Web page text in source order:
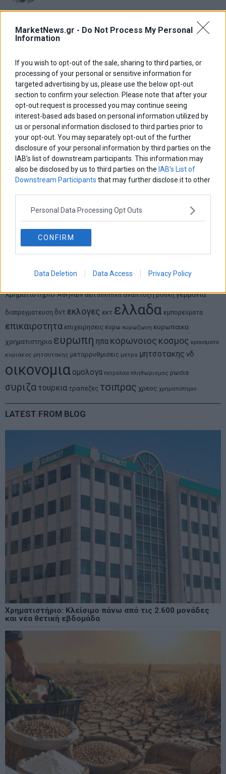
MarketNews.gr - Do Not Process My Personal
Information
If you wish to opt-out of the sale, sharing to third parties, or
processing of your personal or sensitive information for
targeted advertising by us, please use the below opt-out
section to confirm your selection. Please note that after your
opt-out request is processed you may continue seeing
interest-based ads based on personal information utilized by
us or personal information disclosed to third parties prior to
your opt-out. You may separately opt-out of the further
disclosure of your personal information by third parties on the
IAB’s list of downstream participants. This information may
also be disclosed by us to third parties on the IAB’s List of
Downstream Participants that may further disclose it to other
Personal Data Processing Opt Outs
CONFIRM
Data Deletion Data Access Privacy Policy
Η αληθινή παιδεία ξεκινά από την ψυχή…
Σταματίνα Σταματάκου
Η βία κατά των ζώων δεν αντέχει βολικές ερμηνείες
Δημήτρης Καμπουράκης
Από την αποθέωση στην καταγγελία: Η Ελλάδα πάντα
ψάχνει τον επόμενο Μεσσία
Νικόλαος Φουρτζής
MIT Sloan: Οι AI-driven επιχειρήσεις διαμορφώνουν το νέο
μοντέλο επιχειρηματικότητας
Θανάσης Κρητικός
Στις 11/12 το πρώτο ευρωπαϊκό ντέρμπι «αιωνίων»
Χρηματιστηριο Αθηνων αεπ αθλητικα αναπτυξη βουλη γερμανια
διαπραγματευση δντ εκλογες εκτ ελλαδα εμπορευματα
επικαιροτητα επιχειρησεις ευρω ευρωζωνη ευρωπαικα
χρηματιστηρια ευρωπη ηπα κορωνοιος κοσμος κρουσματα
κυριακος μητσοτακης μεταρρυθμισεις μετρα μητσοτακης νδ
οικονομια ομολογα πετρελαιο πληθωρισμος ρωσια
συριζα τουρκια τραπεζες τσιπρας χρεος χρηματιστηριο
LATEST FROM BLOG
Χρηματιστήριο: Κλείσιμο πάνω από τις 2.600 μονάδες
και νέα θετική εβδομάδα